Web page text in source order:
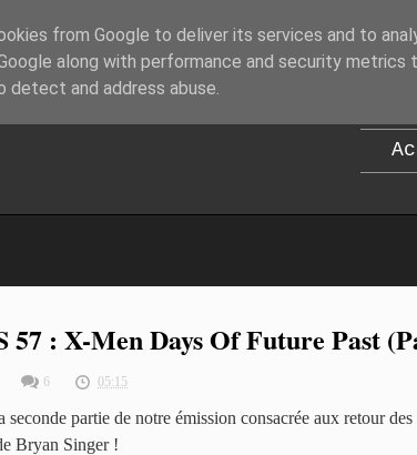
B
57 : X-Men Days Of Future Past
6 05:15
seconde partie de notre émission consacrée aux retour des
Bryan Singer !
from Google to deliver its services and to
along with performance and security
detect and address abuse.